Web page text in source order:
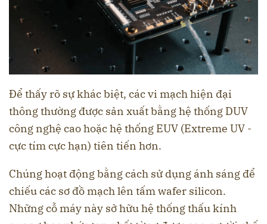
Để thấy rõ sự khác biệt, các vi mạch hiện đại
thông thường được sản xuất bằng hệ thống DUV
công nghệ cao hoặc hệ thống EUV (Extreme UV -
cực tím cực hạn) tiên tiến hơn.
Chúng hoạt động bằng cách sử dụng ánh sáng để
chiếu các sơ đồ mạch lên tấm wafer silicon.
Những cỗ máy này sở hữu hệ thống thấu kính